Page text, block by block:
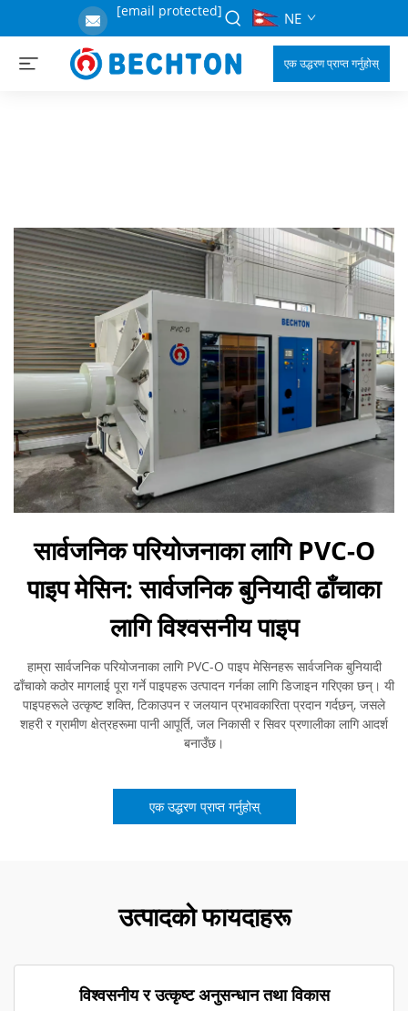
[email protected] NE
एक उद्धरण प्राप्त गर्नुहोस्
सार्वजनिक परियोजनाका लागि PVC-O
पाइप मेसिन: सार्वजनिक बुनियादी ढाँचाका
लागि विश्वसनीय पाइप
हाम्रा सार्वजनिक परियोजनाका लागि PVC-O पाइप मेसिनहरू सार्वजनिक बुनियादी
ढाँचाको कठोर मागलाई पूरा गर्ने पाइपहरू उत्पादन गर्नका लागि डिजाइन गरिएका छन्। यी
पाइपहरूले उत्कृष्ट शक्ति, टिकाउपन र जलयान प्रभावकारिता प्रदान गर्दछन्, जसले
शहरी र ग्रामीण क्षेत्रहरूमा पानी आपूर्ति, जल निकासी र सिवर प्रणालीका लागि आदर्श
बनाउँछ।
एक उद्धरण प्राप्त गर्नुहोस्
उत्पादको फायदाहरू
विश्वसनीय र उत्कृष्ट अनुसन्धान तथा विकास